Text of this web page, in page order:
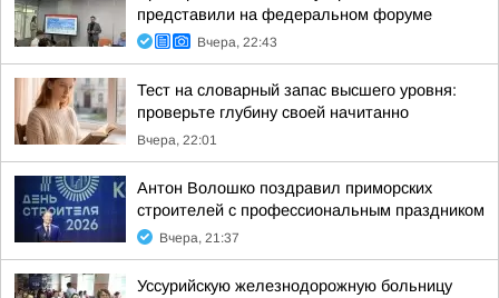
представили на федеральном форуме
Вчера, 22:43
Тест на словарный запас высшего уровня:
проверьте глубину своей начитанно
Вчера, 22:01
Антон Волошко поздравил приморских
строителей с профессиональным праздником
Вчера, 21:37
Уссурийскую железнодорожную больницу